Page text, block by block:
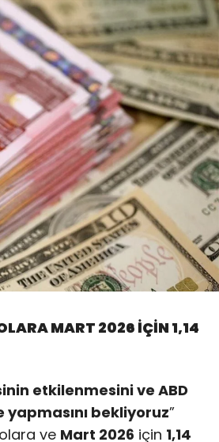
MART 2026 İÇİN 1,14
etkilenmesini ve ABD
yapmasını bekliyoruz”
ve Mart 2026 için 1,14